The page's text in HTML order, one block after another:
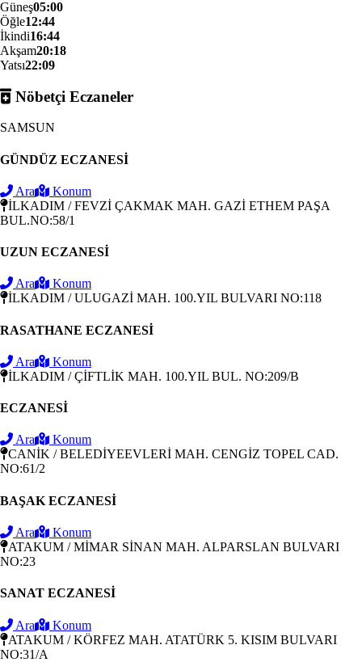
Güneş05:00
Öğle12:44
İkindi16:44
Akşam20:18
Yatsı22:09
Nöbetçi Eczaneler
SAMSUN
GÜNDÜZ ECZANESİ
Ara
Konum
İLKADIM / FEVZİ ÇAKMAK MAH. GAZİ ETHEM PAŞA
BUL.NO:58/1
UZUN ECZANESİ
Ara
Konum
İLKADIM / ULUGAZİ MAH. 100.YIL BULVARI NO:118
RASATHANE ECZANESİ
Ara
Konum
İLKADIM / ÇİFTLİK MAH. 100.YIL BUL. NO:209/B
ECZANESİ
Ara
Konum
CANİK / BELEDİYEEVLERİ MAH. CENGİZ TOPEL CAD.
NO:61/2
BAŞAK ECZANESİ
Ara
Konum
ATAKUM / MİMAR SİNAN MAH. ALPARSLAN BULVARI
NO:23
SANAT ECZANESİ
Ara
Konum
ATAKUM / KÖRFEZ MAH. ATATÜRK 5. KISIM BULVARI
NO:31/A